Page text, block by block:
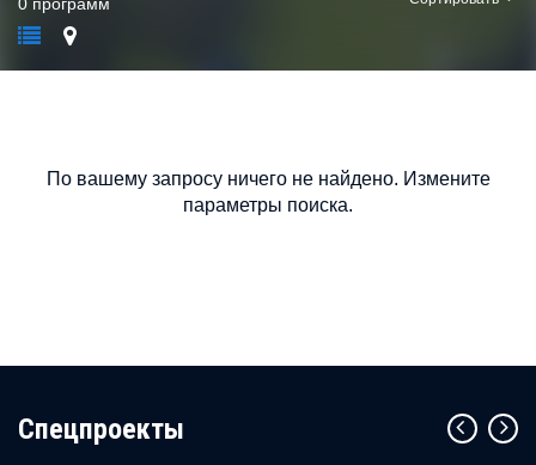
По вашему запросу ничего не найдено. Измените
параметры поиска.
Cпецпроекты